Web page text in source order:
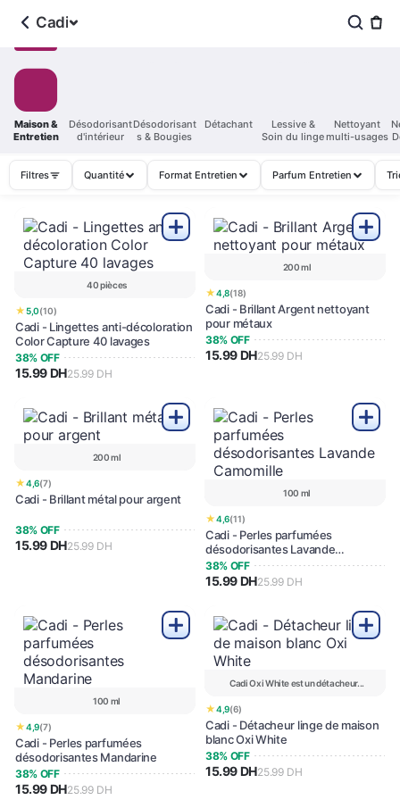
Cadi
Maison &
Entretien
Désodorisant
d'intérieur
Désodorisant
s & Bougies
Détachant
Lessive &
Soin du linge
Nettoyant
multi-usages
Filtres Quantité Format Entretien Parfum Entretien
40 pièces
★5,0(10)
Cadi - Lingettes anti-décoloration
Color Capture 40 lavages
38% OFF
15.99 DH25.99 DH
200 ml
★4,8(18)
Cadi - Brillant Argent nettoyant
pour métaux
38% OFF
15.99 DH25.99 DH
200 ml
★4,6(7)
Cadi - Brillant métal pour argent
38% OFF
15.99 DH25.99 DH
100 ml
★4,6(11)
Cadi - Perles parfumées
désodorisantes Lavande
Camomille
38% OFF
15.99 DH25.99 DH
100 ml
★4,9(7)
Cadi - Perles parfumées
désodorisantes Mandarine
38% OFF
15.99 DH25.99 DH
Cadi Oxi White est un détacheur...
★4,9(6)
Cadi - Détacheur linge de maison
blanc Oxi White
38% OFF
15.99 DH25.99 DH